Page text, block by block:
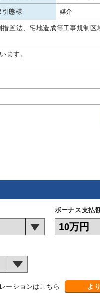
引態様 媒介
置法、宅地造成等工事規制区
ます。
ボーナス支払
ーションはこちら よ